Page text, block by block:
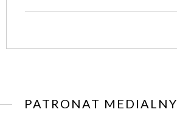
PATRONAT MEDIALNY